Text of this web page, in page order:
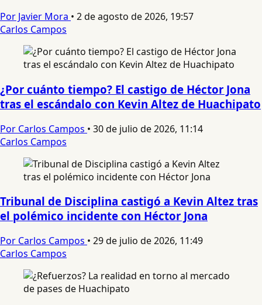
Por Javier Mora • 2 de agosto de 2026, 19:57
Carlos Campos
¿Por cuánto tiempo? El castigo de Héctor Jona
tras el escándalo con Kevin Altez de Huachipato
Por Carlos Campos • 30 de julio de 2026, 11:14
Carlos Campos
Tribunal de Disciplina castigó a Kevin Altez tras
el polémico incidente con Héctor Jona
Por Carlos Campos • 29 de julio de 2026, 11:49
Carlos Campos